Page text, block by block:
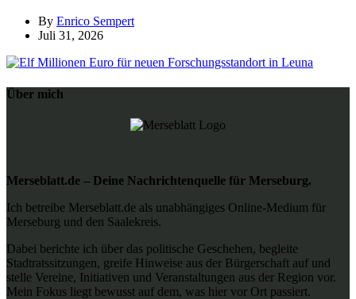
By Enrico Sempert
Juli 31, 2026
Über mich
Merseblatt.de – Deine Nachrichtenquelle für Merseburg.
Ich betreibe Merseblatt.de als unabhängiges Online-Medium für
Merseburg und den Saalekreis.
Dabei berichte ich über das politische Geschehen, begleite
Stadtratssitzungen, greife Hinweise aus der Bürgerschaft auf und
stelle Vereine, Initiativen und Veranstaltungen aus der Region vor.
Mein Fokus liegt bewusst auf dem, was hier vor Ort passiert.